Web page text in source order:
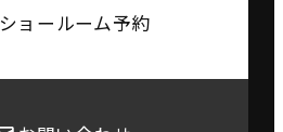
ショールーム予約